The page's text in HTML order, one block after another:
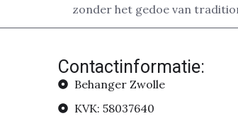
zonder het gedoe van
Contactinformatie:
Behanger Zwolle
KVK: 58037640